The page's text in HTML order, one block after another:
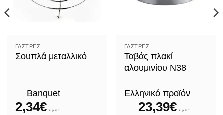
ΓΆΣΤΡΕΣ
Σουπλά μεταλλικό
Banquet
2,34€ + φ.π.α.
ΓΆΣΤΡΕΣ
Ταβάς πλακί
αλουμινίου N38
Ελληνικό προϊόν
23,39€ + φ.π.α.